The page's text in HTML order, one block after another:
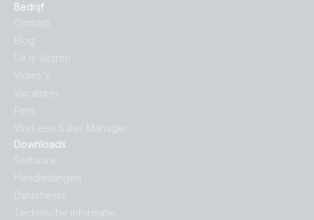
Downloads
Software
Handleidingen
Datasheets
Technische informatie
Bedrijf
Contact
Blog
Dit is Victron
Video's
Vacatures
Pers
Vind een Sales Manager